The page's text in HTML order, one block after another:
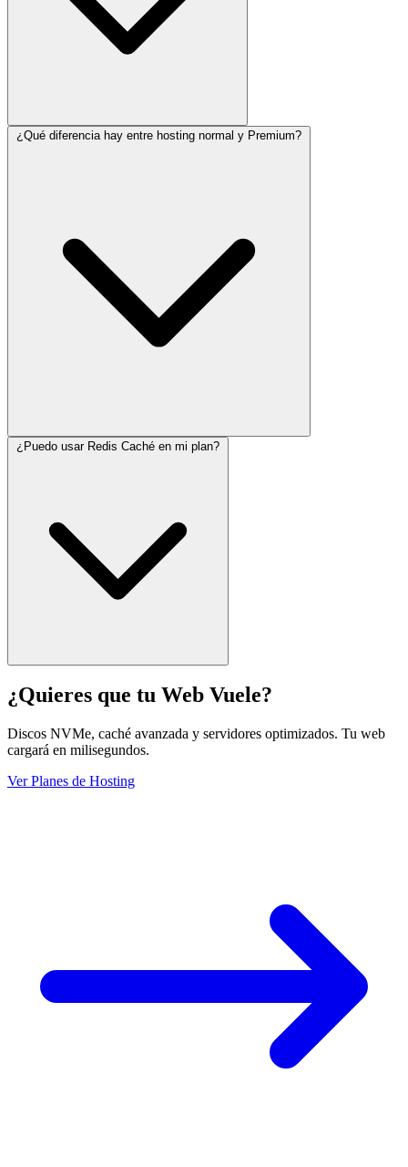
¿Qué diferencia hay entre hosting normal y Premium?
¿Puedo usar Redis Caché en mi plan?
¿Quieres que tu Web Vuele?
Discos NVMe, caché avanzada y servidores optimizados. Tu web
cargará en milisegundos.
Ver Planes de Hosting